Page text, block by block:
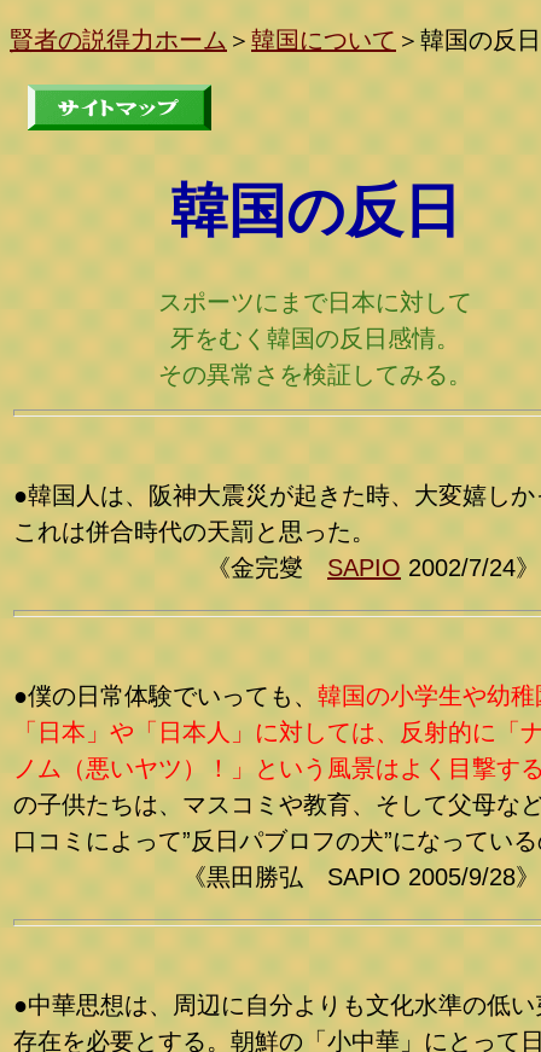
賢者の説得力ホーム ＞ 韓国について ＞ 韓国の反日
韓国の反日
スポーツにまで日本に対して
牙をむく韓国の反日感情。
その異常さを検証してみる。
●韓国人は、阪神大震災が起きた時、大変嬉しか
これは併合時代の天罰と思った。
《金完燮 SAPIO 2002/7/24》
●僕の日常体験でいっても、 韓国の小学生や幼稚
「日本」や「日本人」に対しては、反射的に「
ノム（悪いヤツ）！」という風景はよく目撃す
の子供たちは、マスコミや教育、そして父母な
口コミによって”反日パブロフの犬”になってい
《黒田勝弘 SAPIO 2005/9/28》
●中華思想は、周辺に自分よりも文化水準の低い
存在を必要とする。朝鮮の「小中華」にとって